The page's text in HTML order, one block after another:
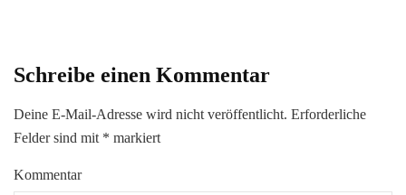
Schreibe einen Kommentar
Deine E-Mail-Adresse wird nicht veröffentlicht. Erforderliche
Felder sind mit * markiert
Kommentar